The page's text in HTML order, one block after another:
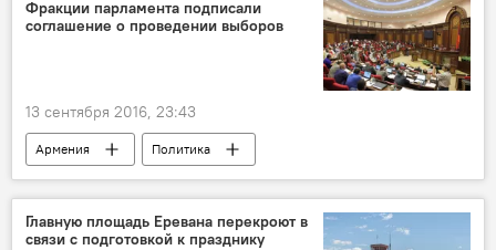
Фракции парламента подписали
соглашение о проведении выборов
13 сентября 2016, 23:43
Армения Политика
Главную площадь Еревана перекроют в
связи с подготовкой к празднику